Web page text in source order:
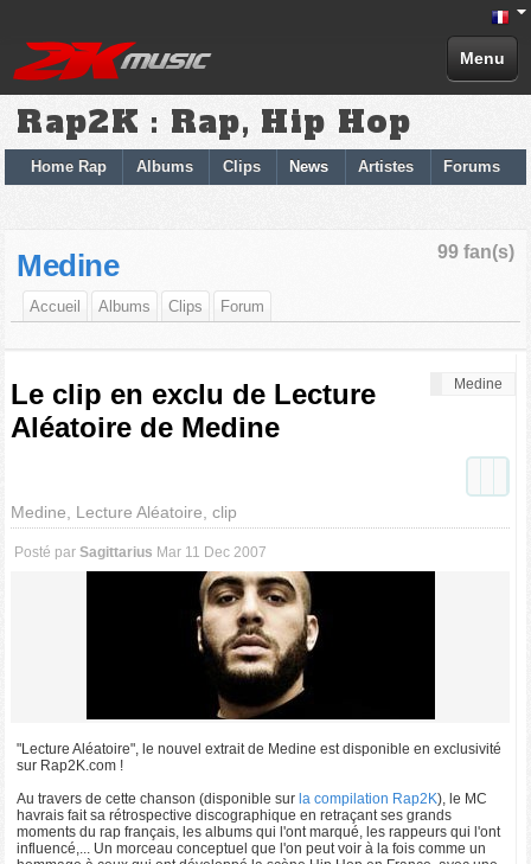
Menu
Rap2K : Rap, Hip Hop
Home Rap Albums Clips News Artistes Forums
99 fan(s)
Medine
Accueil Albums Clips Forum
Medine
Le clip en exclu de Lecture
Aléatoire de Medine
Medine, Lecture Aléatoire, clip
Posté parSagittarius Mar 11 Dec 2007
"Lecture Aléatoire", le nouvel extrait de Medine est disponible en exclusivité
sur Rap2K.com !
Au travers de cette chanson (disponible sur la compilation Rap2K), le MC
havrais fait sa rétrospective discographique en retraçant ses grands
moments du rap français, les albums qui l'ont marqué, les rappeurs qui l'ont
influencé,... Un morceau conceptuel que l'on peut voir à la fois comme un